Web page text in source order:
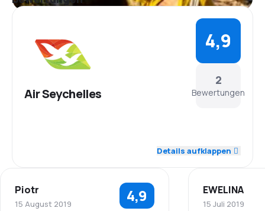
Air Seychelles
2
Bewertungen
4,9
Flugnetz 5,0
Details aufklappen
Piotr
15 August 2019 4,9 EWELINA
15 Juli 2019